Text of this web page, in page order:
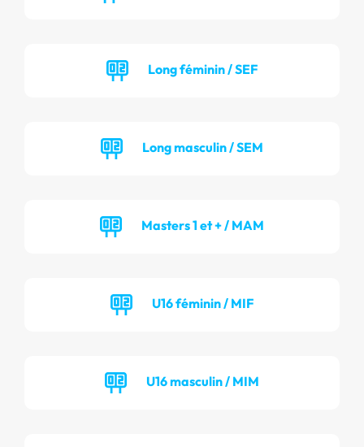
Long féminin / SEF
Long masculin / SEM
Masters 1 et + / MAM
U16 féminin / MIF
U16 masculin / MIM